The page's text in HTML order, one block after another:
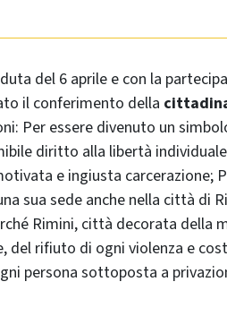
del 6 aprile e con la
il conferimento della
Per essere divenuto un
diritto alla libertà
e ingiusta carcerazione;
sua sede anche nella città di
Rimini, città decorata della
del rifiuto di ogni violenza e
persona sottoposta a